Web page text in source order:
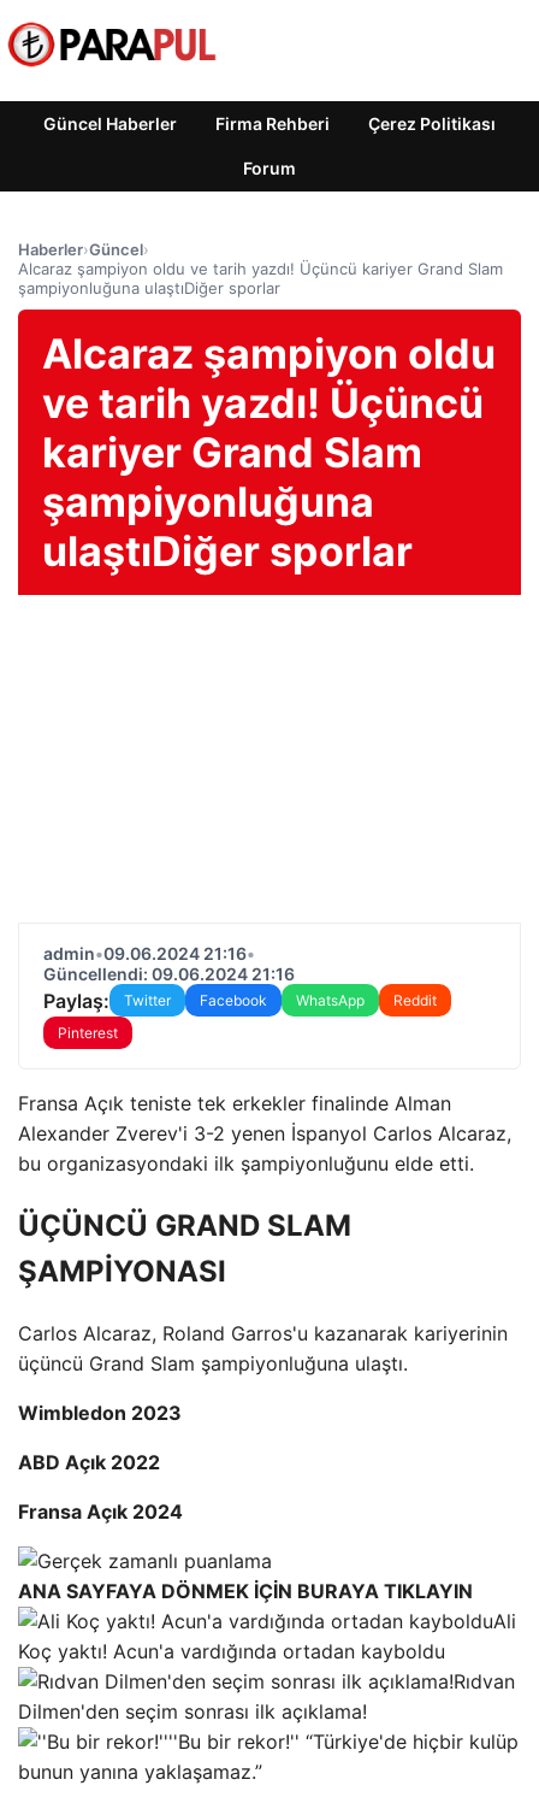
Güncel Haberler Firma Rehberi Çerez Politikası
Forum
Haberler›Güncel›
Alcaraz şampiyon oldu ve tarih yazdı! Üçüncü kariyer Grand Slam
şampiyonluğuna ulaştıDiğer sporlar
Alcaraz şampiyon oldu
ve tarih yazdı! Üçüncü
kariyer Grand Slam
şampiyonluğuna
ulaştıDiğer sporlar
admin•09.06.2024 21:16•
Güncellendi: 09.06.2024 21:16
Paylaş: Twitter Facebook WhatsApp
Reddit
Pinterest
Fransa Açık teniste tek erkekler finalinde Alman
Alexander Zverev'i 3-2 yenen İspanyol Carlos Alcaraz,
bu organizasyondaki ilk şampiyonluğunu elde etti.
ÜÇÜNCÜ GRAND SLAM
ŞAMPİYONASI
Carlos Alcaraz, Roland Garros'u kazanarak kariyerinin
üçüncü Grand Slam şampiyonluğuna ulaştı.
Wimbledon 2023
ABD Açık 2022
Fransa Açık 2024
ANA SAYFAYA DÖNMEK İÇİN BURAYA TIKLAYIN
Ali
Koç yaktı! Acun'a vardığında ortadan kayboldu
Rıdvan
Dilmen'den seçim sonrası ilk açıklama!
''Bu bir rekor!'' “Türkiye'de hiçbir kulüp
bunun yanına yaklaşamaz.”